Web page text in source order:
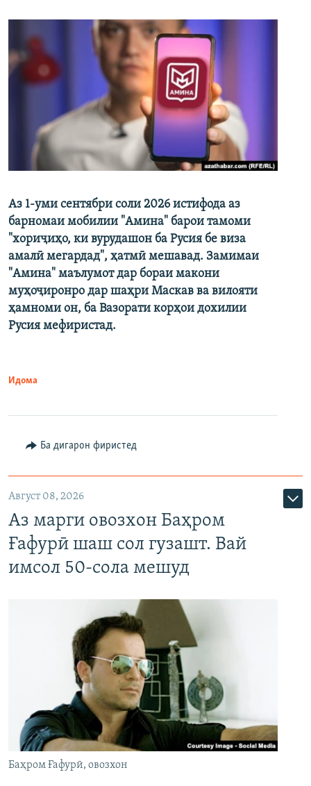
Аз 1-уми сентябри соли 2026 истифода аз
барномаи мобилии "Амина" барои тамоми
"хориҷиҳо, ки вурудашон ба Русия бе виза
амалӣ мегардад", ҳатмӣ мешавад. Замимаи
"Амина" маълумот дар бораи макони
муҳоҷиронро дар шаҳри Маскав ва вилояти
ҳамноми он, ба Вазорати корҳои дохилии
Русия мефиристад.
Идома
Ба дигарон фиристед
Август 08, 2026
Аз марги овозхон Баҳром
Ғафурӣ шаш сол гузашт. Вай
имсол 50-сола мешуд
Баҳром Ғафурӣ, овозхон